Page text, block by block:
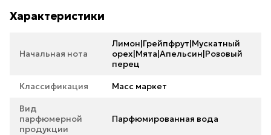
Характеристики
Начальная нота
Лимон|Грейпфрут|Мускатный
орех|Мята|Апельсин|Розовый
перец
Классификация Масс маркет
Вид
парфюмерной
продукции
Парфюмированная вода